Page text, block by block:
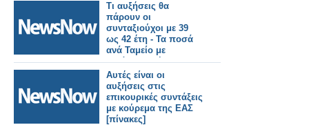
Τι αυξήσεις θα
πάρουν οι
συνταξιούχοι με 39
ως 42 έτη - Τα ποσά
ανά Ταμείο με
κατάργηση ή
«κούρεμα» της
προσωπικής
διαφοράς
Αυτές είναι οι
αυξήσεις στις
επικουρικές συντάξεις
με κούρεμα της ΕΑΣ
[πίνακες]